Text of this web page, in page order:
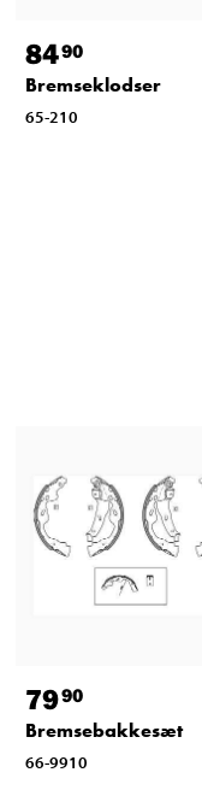
8490
Bremseklodser
65-210
7990
Bremsebakkesæt
66-9910